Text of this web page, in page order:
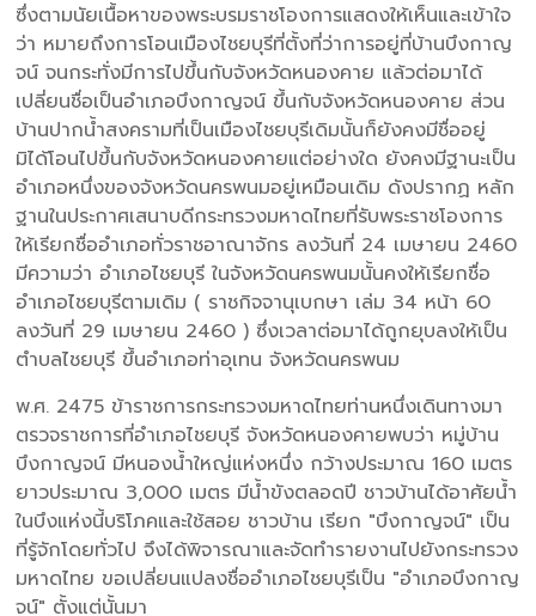
ซึ่งตามนัยเนื้อหาของพระบรมราชโองการแสดงให้เห็นและเข้าใจ
ว่า หมายถึงการโอนเมืองไชยบุรีที่ตั้งที่ว่าการอยู่ที่บ้านบึงกาญ
จน์ จนกระทั่งมีการไปขึ้นกับจังหวัดหนองคาย แล้วต่อมาได้
เปลี่ยนชื่อเป็นอำเภอบึงกาญจน์ ขึ้นกับจังหวัดหนองคาย ส่วน
บ้านปากน้ำสงครามที่เป็นเมืองไชยบุรีเดิมนั้นก็ยังคงมีชื่ออยู่
มิได้โอนไปขึ้นกับจังหวัดหนองคายแต่อย่างใด ยังคงมีฐานะเป็น
อำเภอหนึ่งของจังหวัดนครพนมอยู่เหมือนเดิม ดังปรากฏ หลัก
ฐานในประกาศเสนาบดีกระทรวงมหาดไทยที่รับพระราชโองการ
ให้เรียกชื่ออำเภอทั่วราชอาณาจักร ลงวันที่ 24 เมษายน 2460
มีความว่า อำเภอไชยบุรี ในจังหวัดนครพนมนั้นคงให้เรียกชื่อ
อำเภอไชยบุรีตามเดิม ( ราชกิจจานุเบกษา เล่ม 34 หน้า 60
ลงวันที่ 29 เมษายน 2460 ) ซึ่งเวลาต่อมาได้ถูกยุบลงให้เป็น
ตำบลไชยบุรี ขึ้นอำเภอท่าอุเทน จังหวัดนครพนม
พ.ศ. 2475 ข้าราชการกระทรวงมหาดไทยท่านหนึ่งเดินทางมา
ตรวจราชการที่อำเภอไชยบุรี จังหวัดหนองคายพบว่า หมู่บ้าน
บึงกาญจน์ มีหนองน้ำใหญ่แห่งหนึ่ง กว้างประมาณ 160 เมตร
ยาวประมาณ 3,000 เมตร มีน้ำขังตลอดปี ชาวบ้านได้อาศัยน้ำ
ในบึงแห่งนี้บริโภคและใช้สอย ชาวบ้าน เรียก "บึงกาญจน์" เป็น
ที่รู้จักโดยทั่วไป จึงได้พิจารณาและจัดทำรายงานไปยังกระทรวง
มหาดไทย ขอเปลี่ยนแปลงชื่ออำเภอไชยบุรีเป็น "อำเภอบึงกาญ
จน์" ตั้งแต่นั้นมา